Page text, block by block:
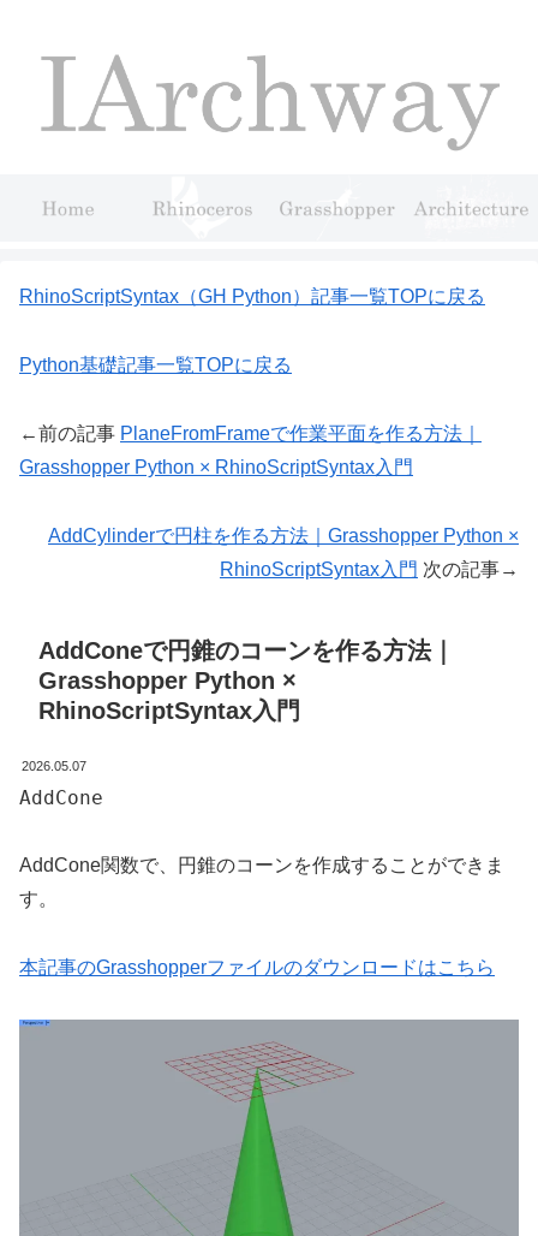
RhinoScriptSyntax（GH Python）記事一覧TOPに戻る
Python基礎記事一覧TOPに戻る
←前の記事 PlaneFromFrameで作業平面を作る方法｜
Grasshopper Python × RhinoScriptSyntax入門
AddCylinderで円柱を作る方法｜Grasshopper Python ×
RhinoScriptSyntax入門 次の記事→
AddConeで円錐のコーンを作る方法｜
Grasshopper Python ×
RhinoScriptSyntax入門
2026.05.07
AddCone
AddCone関数で、円錐のコーンを作成することができま
す。
本記事のGrasshopperファイルのダウンロードはこちら